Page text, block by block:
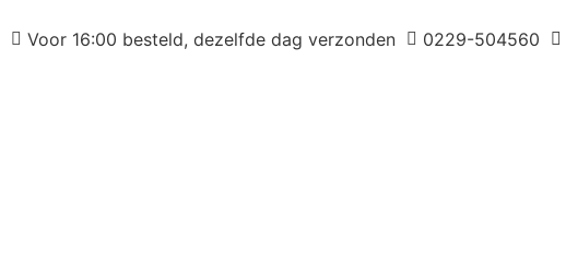
Voor 16:00 besteld, dezelfde dag verzonden 0229-504560